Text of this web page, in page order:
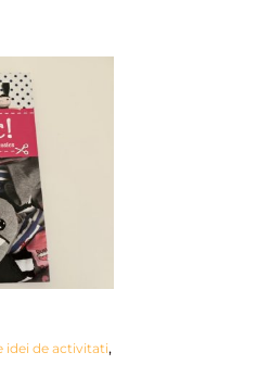
idei de activitati,